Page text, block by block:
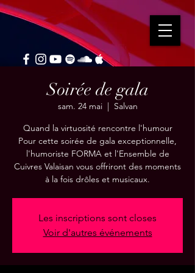
Soirée de gala
sam. 24 mai
  |
Salvan
Quand la virtuosité rencontre l'humour
Pour cette soirée de gala exceptionnelle,
l'humoriste FORMA et l'Ensemble de
Cuivres Valaisan vous offriront des moments
à la fois drôles et musicaux.
Les inscriptions sont closes
Voir d'autres événements